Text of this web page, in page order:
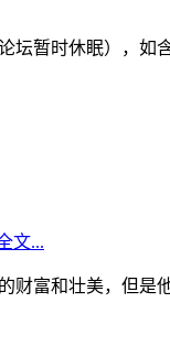
坛暂时休眠），如
文...
财富和壮美，但是